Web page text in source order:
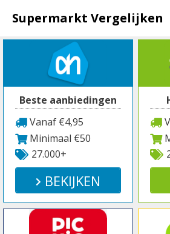
naar
inhoud
Supermarkt Vergelijken
Beste aanbiedingen
Vanaf €4,95
Minimaal €50
27.000+
BEKIJKEN